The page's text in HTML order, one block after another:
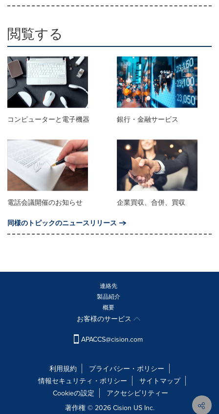
閲覧する
コンピューターと電子機器 銀行・金融サービス
電話会議開催のお知らせ 企業買収、合併、買収
同様のトピックのニュースリリース
連絡先
製品紹介
概要
お客様のサービス
APACCS@cision.com
利用規約
プライバシー・ポリシー
情報セキュリティ・ポリシー
サイトマップ
Cookieの設定
アクセシビリティー
著作権 © 2026 Cision US Inc.